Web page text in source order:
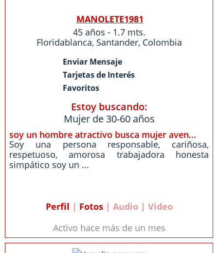
MANOLETE1981
45 años - 1.7 mts.
Floridablanca, Santander, Colombia
Enviar Mensaje
Tarjetas de Interés
Favoritos
Estoy buscando:
Mujer de 30-60 años
soy un hombre atractivo busca mujer aven...
Soy una persona responsable, cariñosa,
respetuoso, amorosa trabajadora honesta
simpático soy un ...
Perfil | Fotos| Audio | Video
Activo hace más de un mes